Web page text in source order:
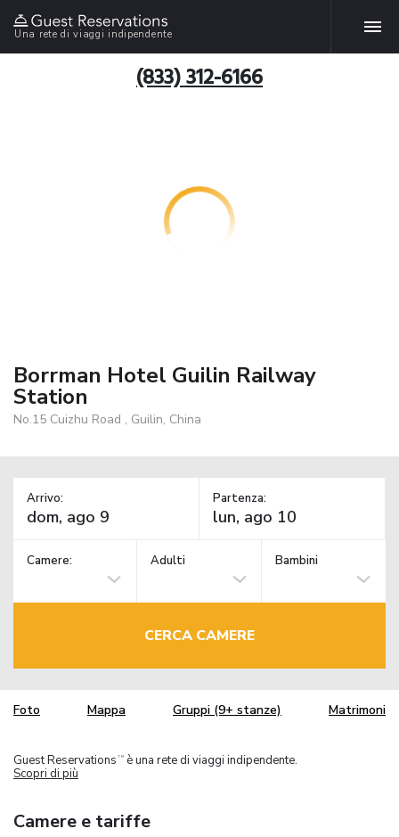
Una rete di viaggi indipendente
(833) 312-6166
Borrman Hotel Guilin Railway
Station
No.15 Cuizhu Road , Guilin, China
Arrivo: Partenza:
Camere: Adulti Bambini
CERCA CAMERE
Foto Mappa Gruppi (9+ stanze) Matrimoni
Guest Reservations TM
è una rete di viaggi indipendente.
Scopri di più
Camere e tariffe